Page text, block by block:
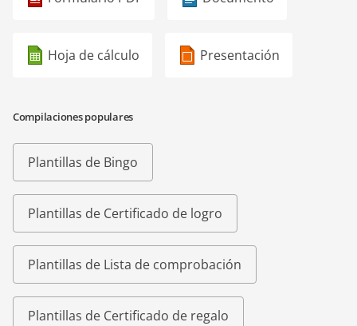
Hoja de cálculo Presentación
Compilaciones populares
Plantillas de Bingo
Plantillas de Certificado de logro
Plantillas de Lista de comprobación
Plantillas de Certificado de regalo